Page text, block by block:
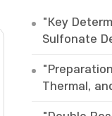
"Key
Sulfonate
Thermal,